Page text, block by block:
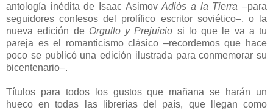
antología inédita de Isaac AsimovAdiós a la Tierra–para
seguidores confesos del prolífico escritor soviético–, o la
nueva edición de Orgullo y Prejuicio si lo que le va a tu
pareja es el romanticismo clásico –recordemos que hace
poco se publicó una edición ilustrada para conmemorar su
bicentenario–.
Títulos para todos los gustos que mañana se harán un
hueco en todas las librerías del país, que llegan como